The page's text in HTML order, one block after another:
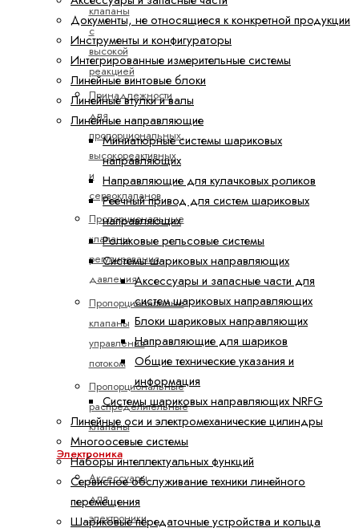
клапаны
с
высокой
реакцией
Принадлежности
для
пропорциональных,
высокореактивных
и
сервоклапанов
Пропорциональные
клапаны
регулирования
давления
Пропорциональные
клапаны
управления
потоком
Пропорциональные
распределительные
клапаны
Электроника
Аксессуары
для
электроники
Документы, не относящиеся к конкретной продукции
Инструменты и конфигураторы
Интегрированные измерительные системы
Линейные винтовые блоки
Линейные втулки и валы
Линейные направляющие
Миниатюрные системы шариковых
направляющих
Направляющие для кулачковых роликов
Реечный привод для систем шариковых
направляющих
Роликовые рельсовые системы
Системы шариковых направляющих
Аксессуары и запасные части для
систем шариковых направляющих
Блоки шариковых направляющих
Направляющие для шариков
Общие технические указания и
информация
Системы шариковых направляющих NRFG
Линейные оси и электромеханические цилиндры
Многоосевые системы
Наборы интеллектуальных функций
Сервисное обслуживание техники линейного
перемещения
Шариковые передаточные устройства и кольца